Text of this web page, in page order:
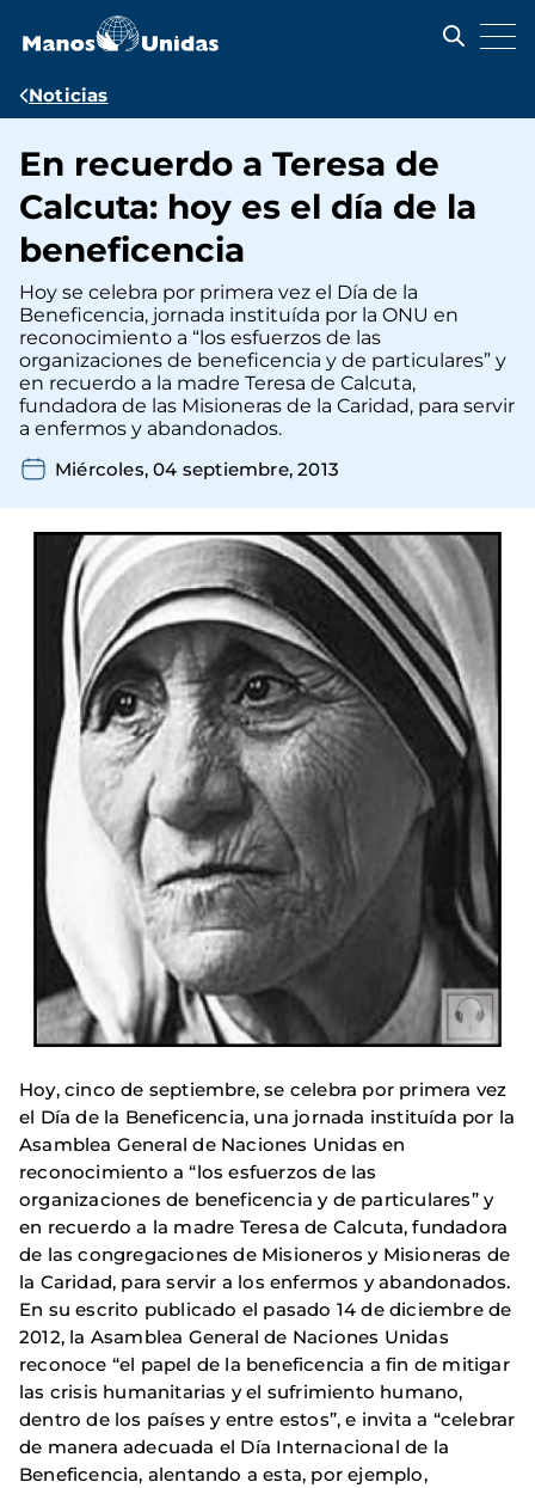
contenido
Ruta
navegación
Noticias
En recuerdo a Teresa de
Calcuta: hoy es el día de la
beneficencia
Hoy se celebra por primera vez el Día de la
Beneficencia, jornada instituída por la ONU en
reconocimiento a “los esfuerzos de las
organizaciones de beneficencia y de particulares” y
en recuerdo a la madre Teresa de Calcuta,
fundadora de las Misioneras de la Caridad, para servir
a enfermos y abandonados.
Miércoles, 04 septiembre, 2013
Hoy, cinco de septiembre, se celebra por primera vez
el Día de la Beneficencia, una jornada instituída por la
Asamblea General de Naciones Unidas en
reconocimiento a “los esfuerzos de las
organizaciones de beneficencia y de particulares” y
en recuerdo a la madre Teresa de Calcuta, fundadora
de las congregaciones de Misioneros y Misioneras de
la Caridad, para servir a los enfermos y abandonados.
En su escrito publicado el pasado 14 de diciembre de
2012, la Asamblea General de Naciones Unidas
reconoce “el papel de la beneficencia a fin de mitigar
las crisis humanitarias y el sufrimiento humano,
dentro de los países y entre estos”, e invita a “celebrar
de manera adecuada el Día Internacional de la
Beneficencia, alentando a esta, por ejemplo,